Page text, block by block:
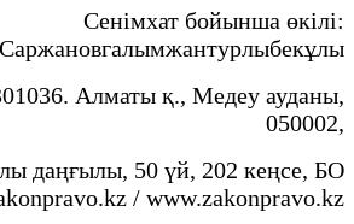
Сенімхат бойынша өкілі:
Саржановгалымжантурлыбекұлы
Алматы қ., Медеу ауданы,
050002,
даңғылы, 50 үй, 202 кеңсе, БО
/ www.zakonpravo.kz